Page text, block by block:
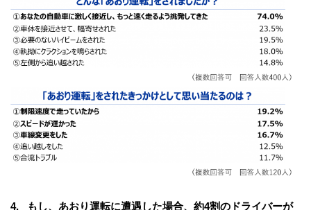
4. もし、あおり運転に遭遇した場合、約4割のドライバーが